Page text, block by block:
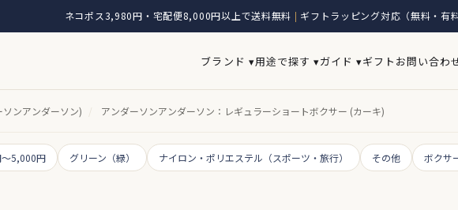
ネコポス3,980円・宅配便8,000円以上で送料無料 | ギフトラッピング対応（無料・有料
ブランド ▾用途で探す ▾ガイド ▾ギフト お問い合わ
ソンアンダーソン) / アンダーソンアンダーソン：レギュラーショートボクサー (カーキ)
5,000円 グリーン（緑） ナイロン・ポリエステル（スポーツ・旅行） その他 ボクサ